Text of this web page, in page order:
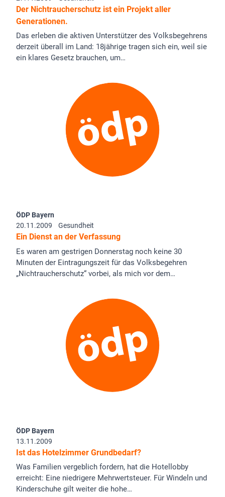
Der Nichtraucherschutz ist ein Projekt aller
Generationen.
Das erleben die aktiven Unterstützer des Volksbegehrens
derzeit überall im Land: 18jährige tragen sich ein, weil sie
ein klares Gesetz brauchen, um…
ÖDP Bayern
20.11.2009
Gesundheit
Ein Dienst an der Verfassung
Es waren am gestrigen Donnerstag noch keine 30
Minuten der Eintragungszeit für das Volksbegehren
„Nichtraucherschutz“ vorbei, als mich vor dem…
ÖDP Bayern
13.11.2009
Ist das Hotelzimmer Grundbedarf?
Was Familien vergeblich fordern, hat die Hotellobby
erreicht: Eine niedrigere Mehrwertsteuer. Für Windeln und
Kinderschuhe gilt weiter die hohe…